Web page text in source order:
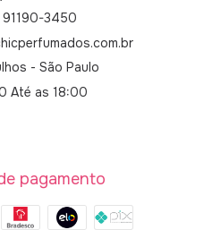
91190-3450
- São Paulo
Até as 18:00
pagamento